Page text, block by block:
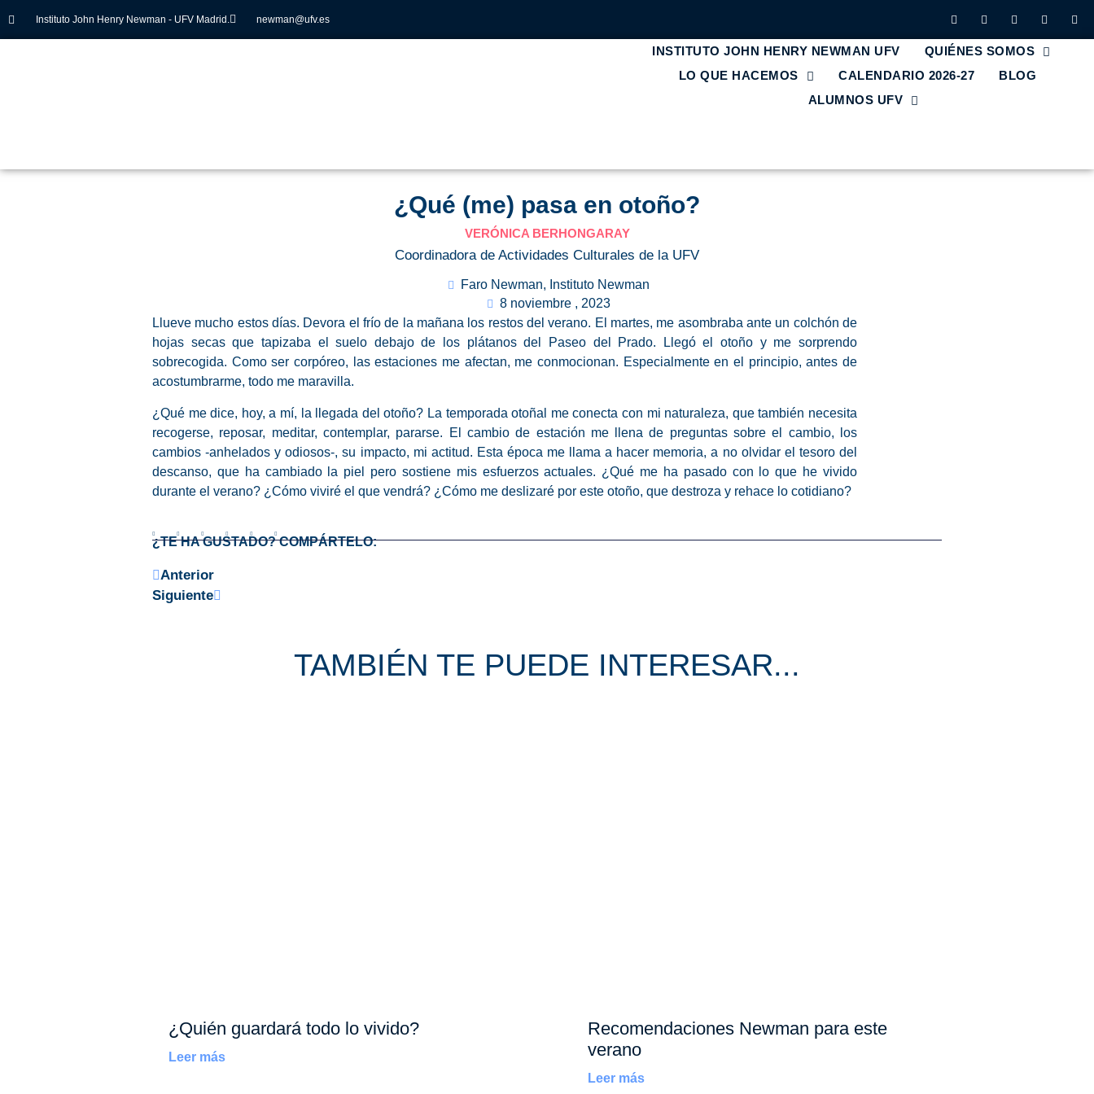
Instituto John Henry Newman - UFV Madrid. newman@ufv.es
INSTITUTO JOHN HENRY NEWMAN UFV
QUIÉNES SOMOS
LO QUE HACEMOS
CALENDARIO 2026-27
BLOG
ALUMNOS UFV
¿Qué (me) pasa en otoño?
VERÓNICA BERHONGARAY
Coordinadora de Actividades Culturales de la UFV
Faro Newman, Instituto Newman
8 noviembre , 2023
Llueve mucho estos días. Devora el frío de la mañana los restos del verano. El martes, me asombraba ante un colchón de
hojas secas que tapizaba el suelo debajo de los plátanos del Paseo del Prado. Llegó el otoño y me sorprendo
sobrecogida. Como ser corpóreo, las estaciones me afectan, me conmocionan. Especialmente en el principio, antes de
acostumbrarme, todo me maravilla.
¿Qué me dice, hoy, a mí, la llegada del otoño? La temporada otoñal me conecta con mi naturaleza, que también necesita
recogerse, reposar, meditar, contemplar, pararse. El cambio de estación me llena de preguntas sobre el cambio, los
cambios -anhelados y odiosos-, su impacto, mi actitud. Esta época me llama a hacer memoria, a no olvidar el tesoro del
descanso, que ha cambiado la piel pero sostiene mis esfuerzos actuales. ¿Qué me ha pasado con lo que he vivido
durante el verano? ¿Cómo viviré el que vendrá? ¿Cómo me deslizaré por este otoño, que destroza y rehace lo cotidiano?
¿TE HA GUSTADO? COMPÁRTELO:
Anterior
Siguiente
TAMBIÉN TE PUEDE INTERESAR...
¿Quién guardará todo lo vivido?
Leer más
Recomendaciones Newman para este
verano
Leer más